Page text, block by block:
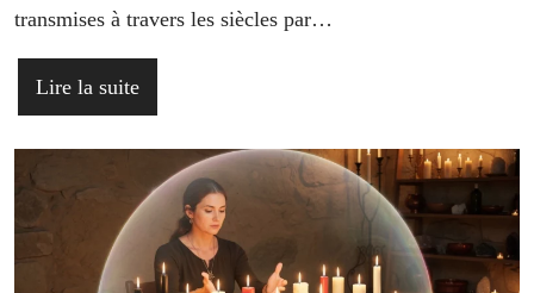
transmises à travers les siècles par…
Lire la suite